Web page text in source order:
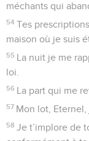
méchants qui
54 Tes
maison où je suis
55 La nuit je me
loi.
56 La part qui me
57 Mon lot, Eternel,
58 Je t’implore de